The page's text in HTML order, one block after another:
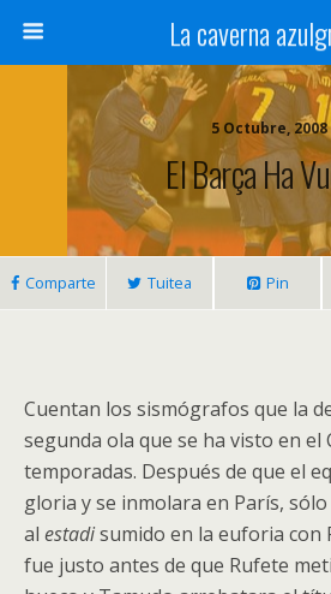
La caverna
5 Octubre, 2008
El Barça Ha
Comparte Tuitea Pin
Cuentan los sismógrafos que la
segunda ola que se ha visto en el
temporadas. Después de que el
gloria y se inmolara en París,
al estadisumido en la euforia con
fue justo antes de que Rufete